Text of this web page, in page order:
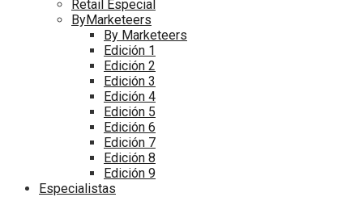
Retail Especial
ByMarketeers
By Marketeers
Edición 1
Edición 2
Edición 3
Edición 4
Edición 5
Edición 6
Edición 7
Edición 8
Edición 9
Especialistas